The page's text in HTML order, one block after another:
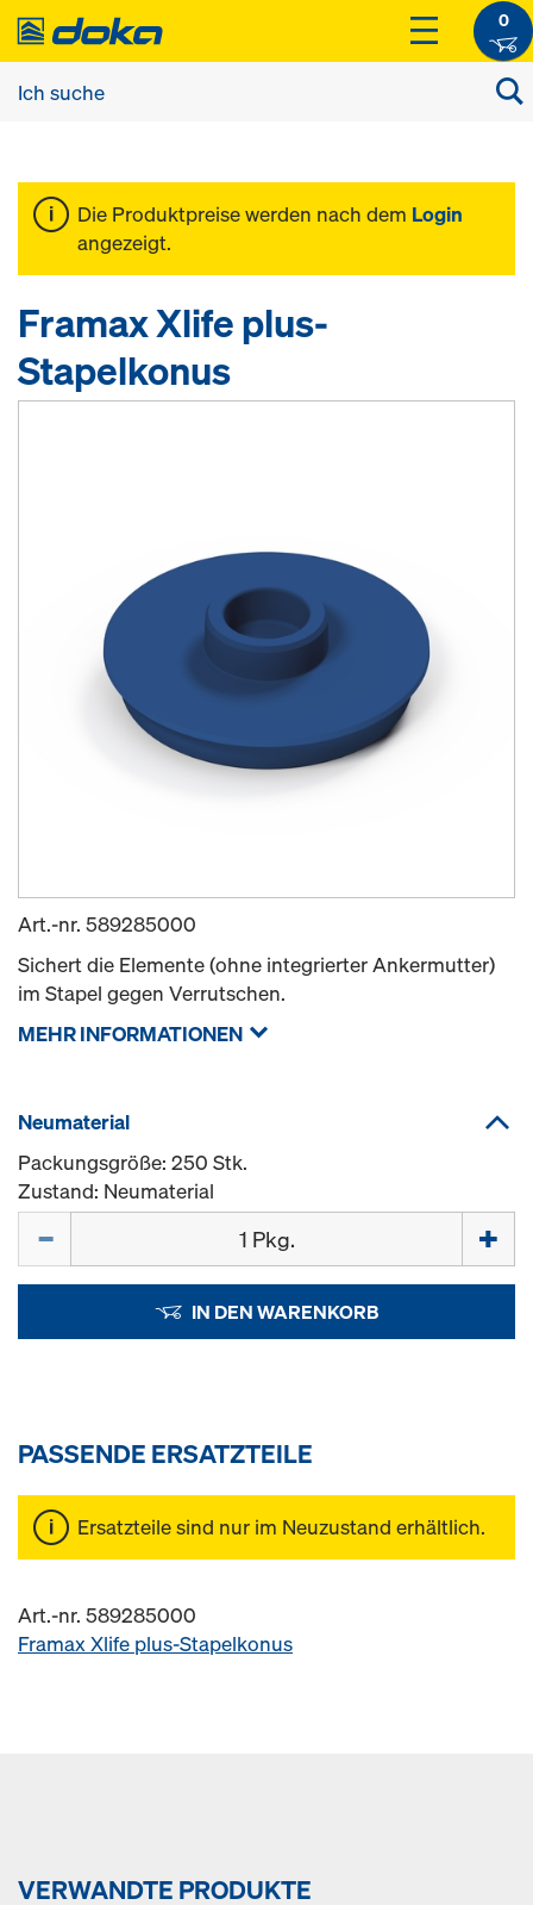
0
Die Produktpreise werden nach dem Login
angezeigt.
Framax Xlife plus-
Stapelkonus
Art.-nr. 589285000
Sichert die Elemente (ohne integrierter Ankermutter)
im Stapel gegen Verrutschen.
MEHR INFORMATIONEN
Neumaterial
Packungsgröße: 250 Stk.
Zustand: Neumaterial
IN DEN WARENKORB
PASSENDE ERSATZTEILE
Ersatzteile sind nur im Neuzustand erhältlich.
Art.-nr. 589285000
Framax Xlife plus-Stapelkonus
VERWANDTE PRODUKTE